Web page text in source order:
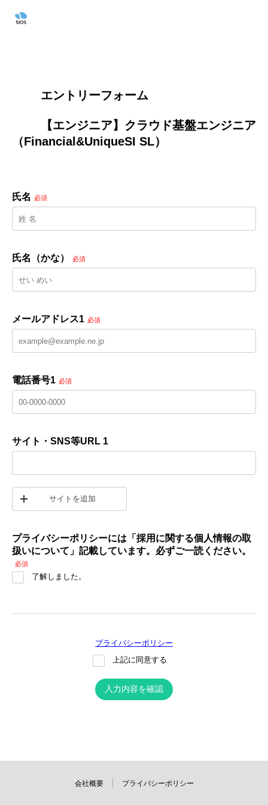
        エントリーフォーム
（Financial&UniqueSI SL）
氏名 必須
氏名（かな） 必須
メールアドレス1 必須
電話番号1 必須
サイト・SNS等URL 1
サイトを追加
プライバシーポリシーには「採用に関する個人情報の取
扱いについて」記載しています。必ずご一読ください。
必須
了解しました。
プライバシーポリシー
上記に同意する
入力内容を確認
会社概要 プライバシーポリシー